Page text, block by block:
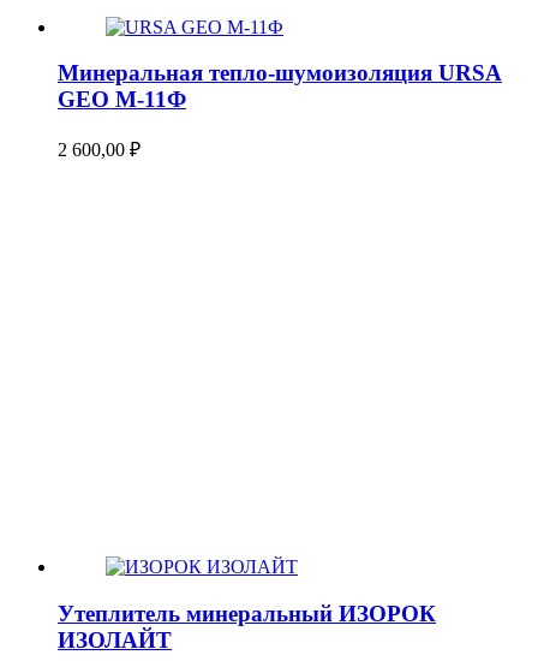
Минеральная тепло-шумоизоляция URSA
GEO М-11Ф
2 600,00 ₽
Утеплитель минеральный ИЗОРОК
ИЗОЛАЙТ